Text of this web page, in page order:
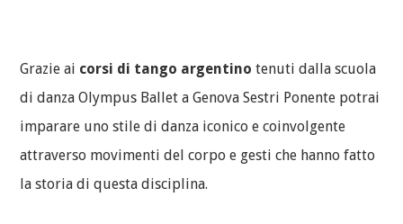
Grazie ai corsi di tango argentino tenuti dalla scuola
di danza Olympus Ballet a Genova Sestri Ponente potrai
imparare uno stile di danza iconico e coinvolgente
attraverso movimenti del corpo e gesti che hanno fatto
la storia di questa disciplina.